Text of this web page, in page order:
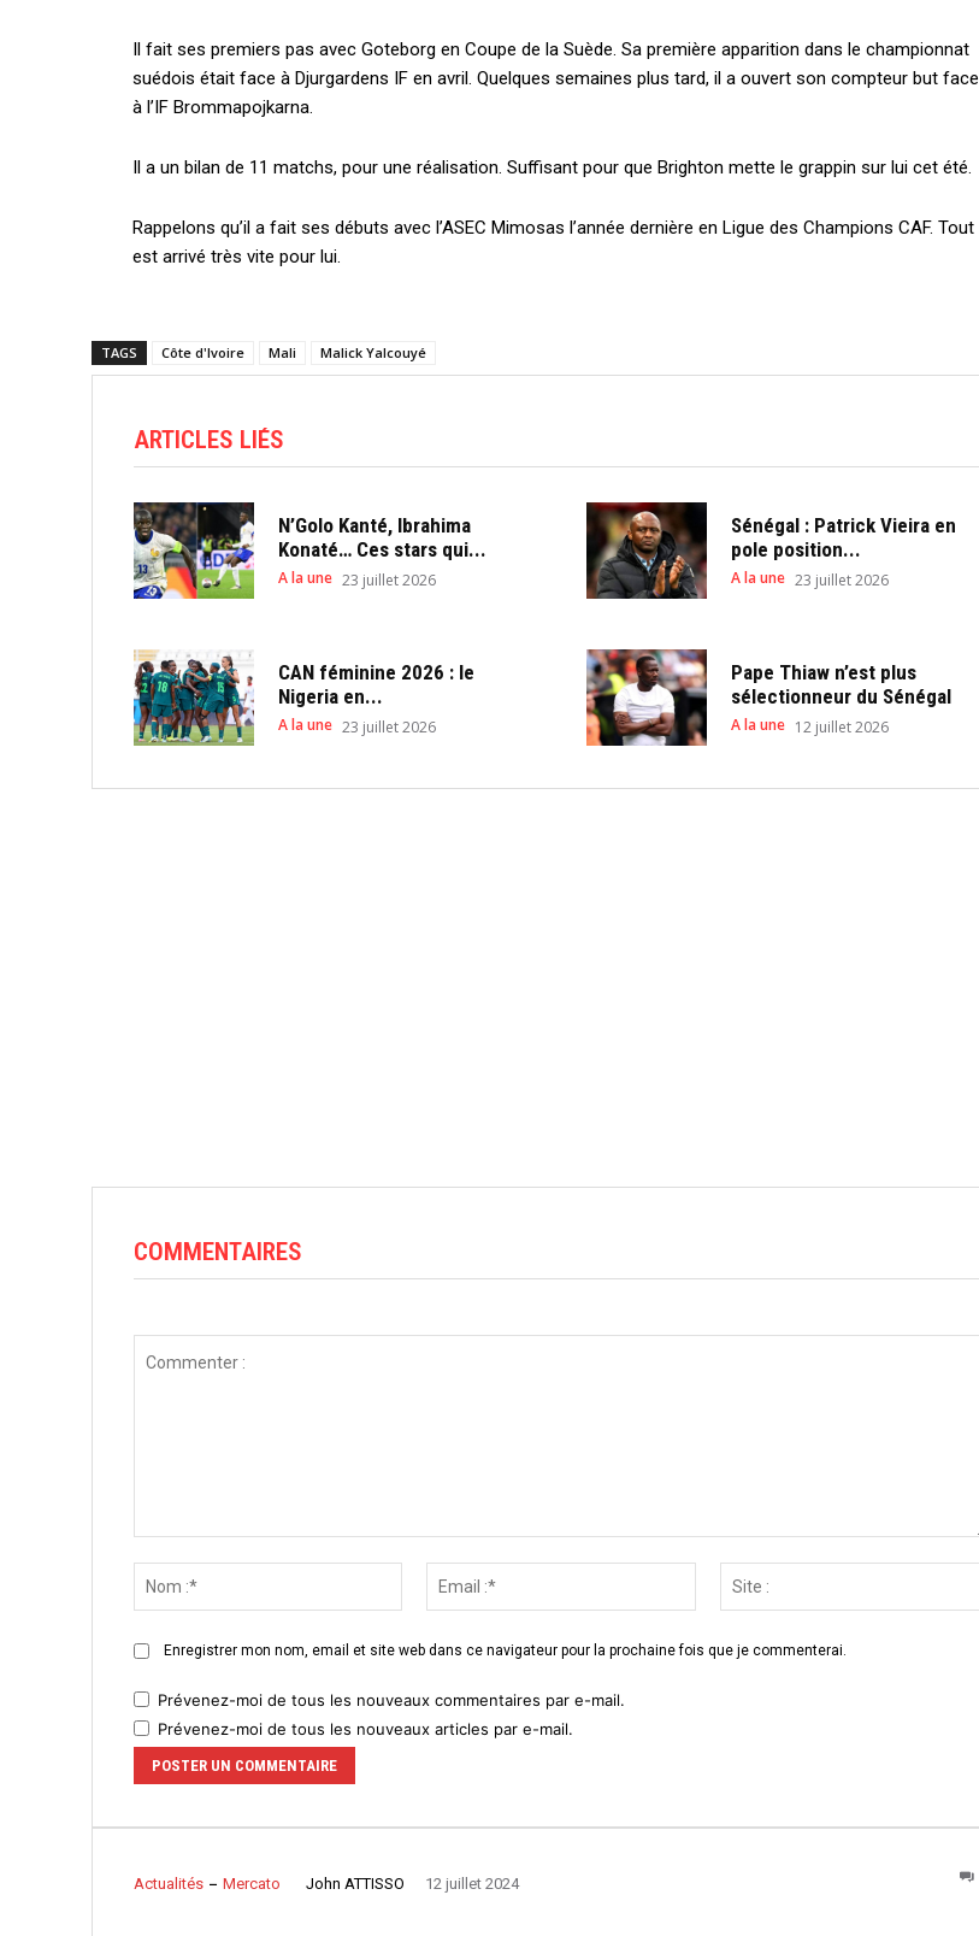
Il fait ses premiers pas avec Goteborg en Coupe de la Suède. Sa première apparition dans le championnat
suédois était face à Djurgardens IF en avril. Quelques semaines plus tard, il a ouvert son compteur but face
à l’IF Brommapojkarna.
Il a un bilan de 11 matchs, pour une réalisation. Suffisant pour que Brighton mette le grappin sur lui cet été.
Rappelons qu’il a fait ses débuts avec l’ASEC Mimosas l’année dernière en Ligue des Champions CAF. Tout
est arrivé très vite pour lui.
TAGS Côte d'Ivoire Mali Malick Yalcouyé
ARTICLES LIÉS
N’Golo Kanté, Ibrahima
Konaté… Ces stars qui...
A la une 23 juillet 2026
Sénégal : Patrick Vieira en
pole position...
A la une 23 juillet 2026
CAN féminine 2026 : le
Nigeria en...
A la une 23 juillet 2026
Pape Thiaw n’est plus
sélectionneur du Sénégal
A la une 12 juillet 2026
COMMENTAIRES
Enregistrer mon nom, email et site web dans ce navigateur pour la prochaine fois que je commenterai.
Prévenez-moi de tous les nouveaux commentaires par e-mail.
Prévenez-moi de tous les nouveaux articles par e-mail.
Actualités Mercato John ATTISSO 12 juillet 2024